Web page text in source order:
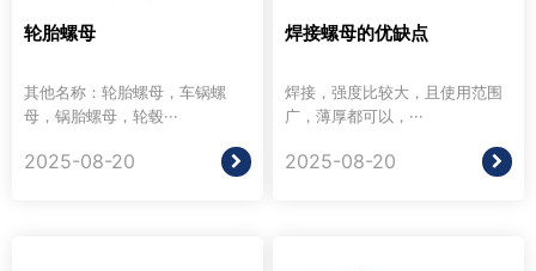
轮胎螺母
其他名称：轮胎螺母，车锅螺
母，锅胎螺母，轮毂···
2025-08-20
焊接螺母的优缺点
焊接，强度比较大，且使用范围
广，薄厚都可以，···
2025-08-20